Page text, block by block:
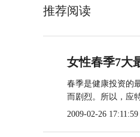
推荐阅读
女性春季7大
春季是健康投资的
而剧烈。所以，应
2009-02-26 17:11:59